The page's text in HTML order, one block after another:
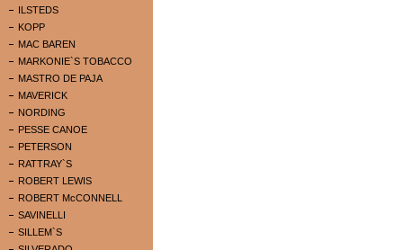
ILSTEDS
KOPP
MAC BAREN
MARKONIE`S TOBACCO
MASTRO DE PAJA
MAVERICK
NORDING
PESSE CANOE
PETERSON
RATTRAY`S
ROBERT LEWIS
ROBERT McCONNELL
SAVINELLI
SILLEM`S